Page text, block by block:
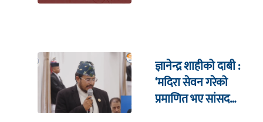
ज्ञानेन्द्र शाहीको दाबी :
‘मदिरा सेवन गरेको
प्रमाणित भए सांसद